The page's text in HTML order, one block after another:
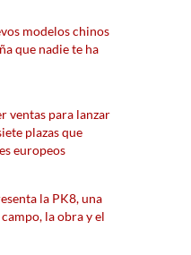
modelos chinos
que nadie te ha
ventas para lanzar
plazas que
europeos
la PK8, una
la obra y el